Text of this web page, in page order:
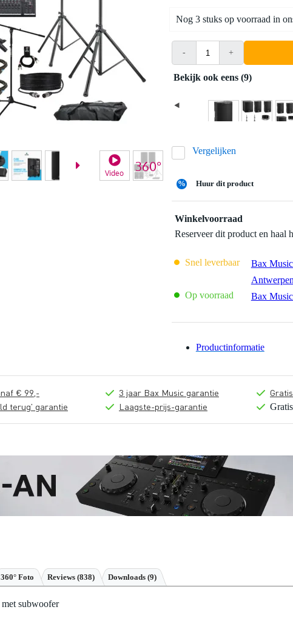
Video
Nog 3 stuks op voorraad in
- +
Bekijk ook eens (9)
Vergelijken
% Huur dit product
Winkelvoorraad
Reserveer dit product en haal
Snel leverbaar
Bax
Antwerpen
Op voorraad Bax
Productinformatie
€ 99,-
terug' garantie
3 jaar Bax Music garantie
Laagste-prijs-garantie
360° Foto Reviews (838) Downloads (9)
subwoofer